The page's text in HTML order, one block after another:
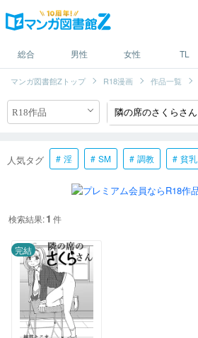
総合 男性 女性 TL
マンガ図書館Zトップ R18漫画 作品一覧
人気タグ 淫 SM 調教 貧乳
検索結果:1 件
完結